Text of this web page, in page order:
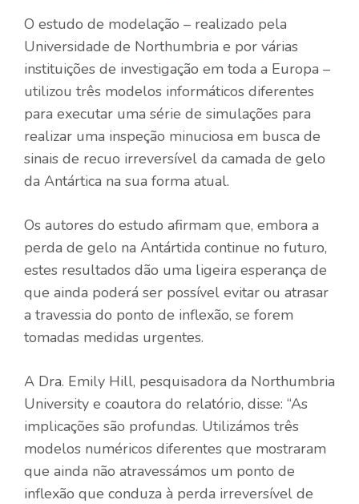
O estudo de modelação – realizado pela
Universidade de Northumbria e por várias
instituições de investigação em toda a Europa –
utilizou três modelos informáticos diferentes
para executar uma série de simulações para
realizar uma inspeção minuciosa em busca de
sinais de recuo irreversível da camada de gelo
da Antártica na sua forma atual.
Os autores do estudo afirmam que, embora a
perda de gelo na Antártida continue no futuro,
estes resultados dão uma ligeira esperança de
que ainda poderá ser possível evitar ou atrasar
a travessia do ponto de inflexão, se forem
tomadas medidas urgentes.
A Dra. Emily Hill, pesquisadora da Northumbria
University e coautora do relatório, disse: “As
implicações são profundas. Utilizámos três
modelos numéricos diferentes que mostraram
que ainda não atravessámos um ponto de
inflexão que conduza à perda irreversível de